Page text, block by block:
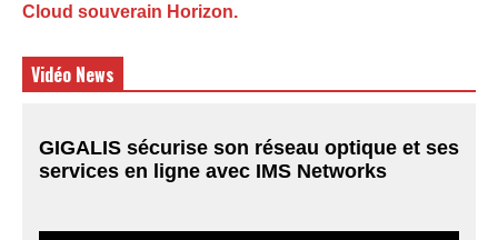
Cloud souverain Horizon.
Vidéo News
GIGALIS sécurise son réseau optique et ses
services en ligne avec IMS Networks